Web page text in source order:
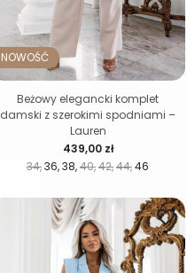
NOWOŚĆ
34 36 38 40 42 44 46
Cena
439,00 zł
Beżowy elegancki komplet
damski z szerokimi spodniami –
Lauren
favorite_border